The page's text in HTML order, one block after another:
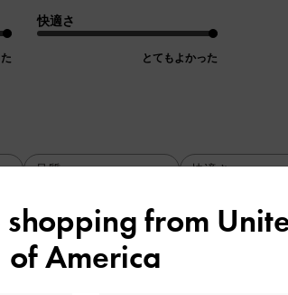
快適さ
とてもよかった
品質 快適さ
from
of America